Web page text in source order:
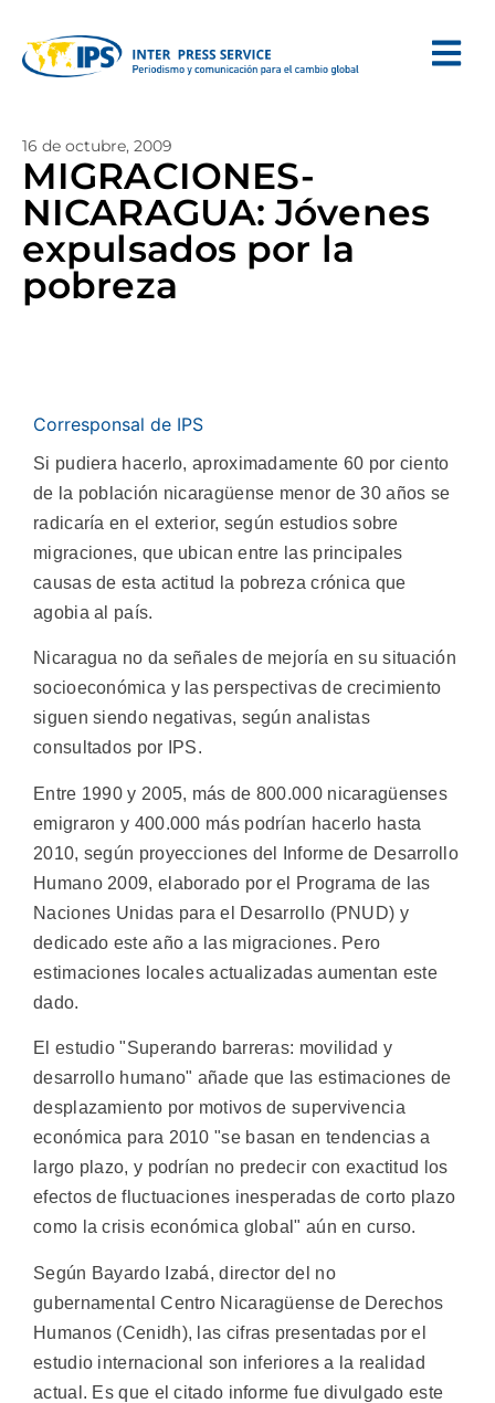
16 de octubre, 2009
MIGRACIONES-
NICARAGUA: Jóvenes
expulsados por la
pobreza
Corresponsal de IPS
Si pudiera hacerlo, aproximadamente 60 por ciento
de la población nicaragüense menor de 30 años se
radicaría en el exterior, según estudios sobre
migraciones, que ubican entre las principales
causas de esta actitud la pobreza crónica que
agobia al país.
Nicaragua no da señales de mejoría en su situación
socioeconómica y las perspectivas de crecimiento
siguen siendo negativas, según analistas
consultados por IPS.
Entre 1990 y 2005, más de 800.000 nicaragüenses
emigraron y 400.000 más podrían hacerlo hasta
2010, según proyecciones del Informe de Desarrollo
Humano 2009, elaborado por el Programa de las
Naciones Unidas para el Desarrollo (PNUD) y
dedicado este año a las migraciones. Pero
estimaciones locales actualizadas aumentan este
dado.
El estudio "Superando barreras: movilidad y
desarrollo humano" añade que las estimaciones de
desplazamiento por motivos de supervivencia
económica para 2010 "se basan en tendencias a
largo plazo, y podrían no predecir con exactitud los
efectos de fluctuaciones inesperadas de corto plazo
como la crisis económica global" aún en curso.
Según Bayardo Izabá, director del no
gubernamental Centro Nicaragüense de Derechos
Humanos (Cenidh), las cifras presentadas por el
estudio internacional son inferiores a la realidad
actual. Es que el citado informe fue divulgado este